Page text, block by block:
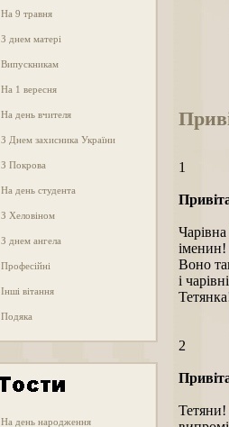
На 9 травня
З днем матері
Випускникам
На 1 вересня
На день вчителя
З Днем захисника України
З Покрова
На день студента
З Хеловіном
З днем ангела
Професійні
Інші вітання
Подяка
На день народження
1
Воно
і
2
Тетяни!